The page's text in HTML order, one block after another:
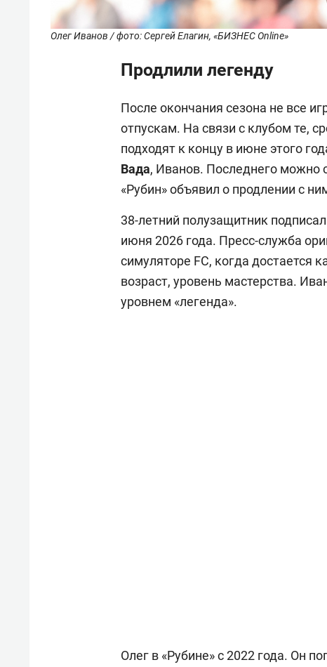
Олег Иванов / фото: Сергей Елагин, «БИЗНЕС Online»
Продлили легенду
После окончания сезона не все
отпускам. На связи с клубом те,
подходят к концу в июне этого
Вада, Иванов. Последнего можно
«Рубин» объявил о продлении с
38-летний полузащитник
июня 2026 года. Пресс-служба
симуляторе FC, когда достается
возраст, уровень мастерства.
уровнем «легенда».
Олег в «Рубине» с 2022 года. Он